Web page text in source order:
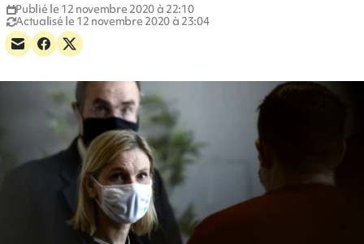
Publié le 12 novembre 2020 à 22:10
Actualisé le 12 novembre 2020 à 23:04